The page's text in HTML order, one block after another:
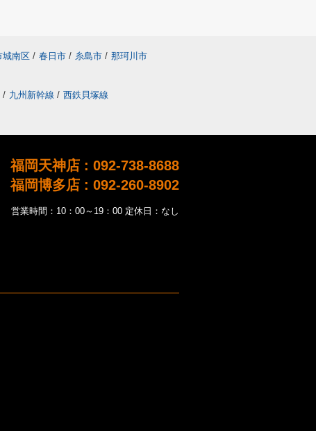
城南区 / 春日市 / 糸島市 / 那珂川市
/ 九州新幹線 / 西鉄貝塚線
福岡天神店 : 092-738-8688
福岡博多店 : 092-260-8902
営業時間：10：00～19：00 定休日：なし